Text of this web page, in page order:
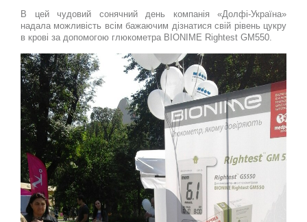
В цей чудовий сонячний день компанія «Долфі-Україна»
надала можливість всім бажаючим дізнатися свій рівень цукру
в крові за допомогою глюкометра BIONIME Rightest GM550.